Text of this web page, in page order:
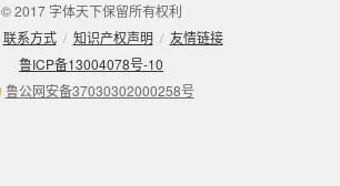
© 2017 字体天下保留所有权利
联系方式 / 知识产权声明 / 友情链接
鲁ICP备13004078号-10
鲁公网安备37030302000258号